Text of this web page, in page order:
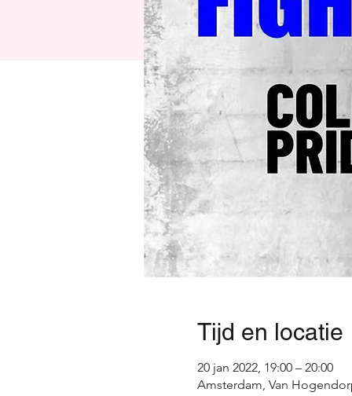
Tijd en locatie
20 jan 2022, 19:00 – 20:00
Amsterdam, Van